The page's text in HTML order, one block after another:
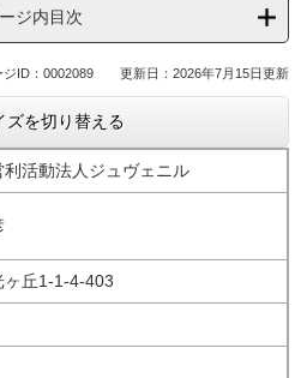
ジ内目次
ジID：0002089 更新日：2026年7月15日更新
ズを切り替える
利活動法人ジュヴェニル
ヶ丘1-1-4-403